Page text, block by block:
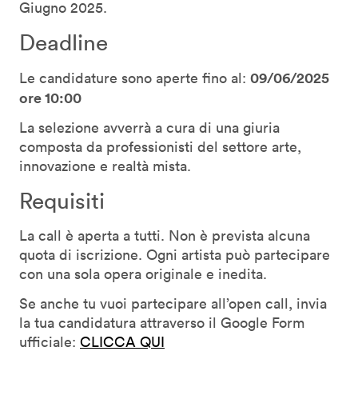
Giugno 2025.
Deadline
Le candidature sono aperte fino al: 09/06/2025
ore 10:00
La selezione avverrà a cura di una giuria
composta da professionisti del settore arte,
innovazione e realtà mista.
Requisiti
La call è aperta a tutti. Non è prevista alcuna
quota di iscrizione. Ogni artista può partecipare
con una sola opera originale e inedita.
Se anche tu vuoi partecipare all’open call, invia
la tua candidatura attraverso il Google Form
ufficiale: CLICCA QUI